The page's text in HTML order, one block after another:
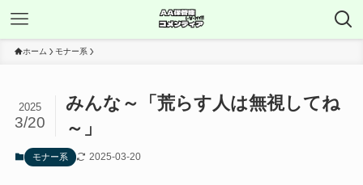
ホーム モナー系
みんな～「荒らす人は無視してね
～」
2025
3/20
モナー系 2025-03-20